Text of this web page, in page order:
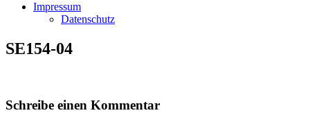
Impressum
Datenschutz
SE154-04
Schreibe einen Kommentar